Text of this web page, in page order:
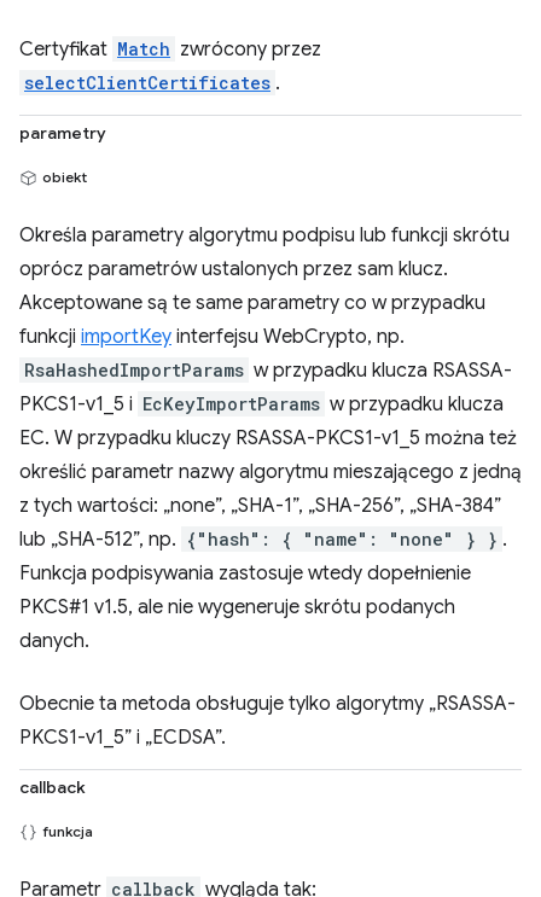
Certyfikat Match zwrócony przez
selectClientCertificates .
parametry
obiekt
Określa parametry algorytmu podpisu lub funkcji skrótu
oprócz parametrów ustalonych przez sam klucz.
Akceptowane są te same parametry co w przypadku
funkcji importKey interfejsu WebCrypto, np.
RsaHashedImportParams w przypadku klucza RSASSA-
PKCS1-v1_5 i EcKeyImportParams w przypadku klucza
EC. W przypadku kluczy RSASSA-PKCS1-v1_5 można też
określić parametr nazwy algorytmu mieszającego z jedną
z tych wartości: „none”, „SHA-1”, „SHA-256”, „SHA-384”
lub „SHA-512”, np. {"hash": { "name": "none" } } .
Funkcja podpisywania zastosuje wtedy dopełnienie
PKCS#1 v1.5, ale nie wygeneruje skrótu podanych
danych.
Obecnie ta metoda obsługuje tylko algorytmy „RSASSA-
PKCS1-v1_5” i „ECDSA”.
callback
funkcja
Parametr callback wygląda tak: